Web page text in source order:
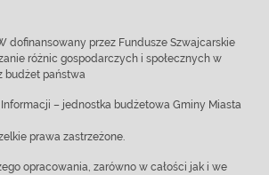
dofinansowany przez Fundusze Szwajcarskie
różnic gospodarczych i społecznych w
budżet państwa
– jednostka budżetowa Gminy Miasta
prawa zastrzeżone.
opracowania, zarówno w całości jak i we